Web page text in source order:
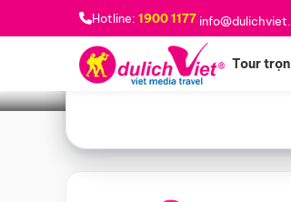
Hotline: 1900 1177
Tour
Bạn muốn đi đâu? *